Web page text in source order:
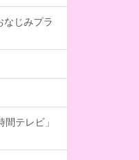
じみプラ
テレビ」